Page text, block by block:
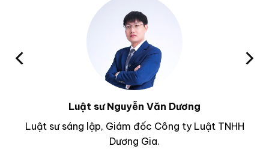
Luật sư Nguyễn Văn Dương
Luật sư sáng lập, Giám đốc Công ty Luật TNHH
Dương Gia.